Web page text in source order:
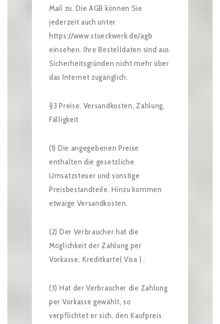
Mail zu. Die AGB können Sie
jederzeit auch unter
https://www.stueckwerk.de/agb
einsehen. Ihre Bestelldaten sind aus
Sicherheitsgründen nicht mehr über
das Internet zugänglich.
§3 Preise, Versandkosten, Zahlung,
Fälligkeit
(1) Die angegebenen Preise
enthalten die gesetzliche
Umsatzsteuer und sonstige
Preisbestandteile. Hinzu kommen
etwaige Versandkosten.
(2) Der Verbraucher hat die
Möglichkeit der Zahlung per
Vorkasse, Kreditkarte( Visa ) .
(3) Hat der Verbraucher die Zahlung
per Vorkasse gewählt, so
verpflichtet er sich, den Kaufpreis